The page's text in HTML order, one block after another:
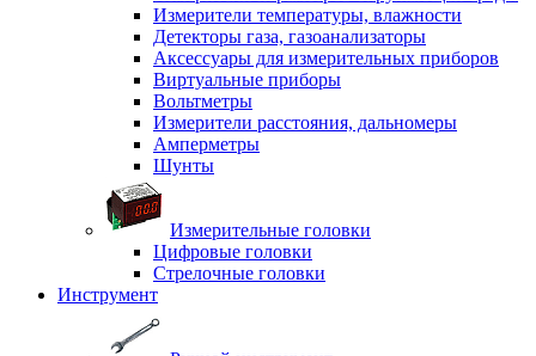
Измерители температуры, влажности
Детекторы газа, газоанализаторы
Аксессуары для измерительных приборов
Виртуальные приборы
Вольтметры
Измерители расстояния, дальномеры
Амперметры
Шунты
Измерительные головки
Цифровые головки
Стрелочные головки
Инструмент